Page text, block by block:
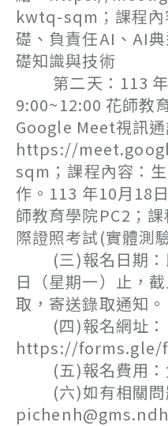
kwtq-sqm；課程內
礎、負責任AI、AI
礎知識與技術
第二天：113 年
9:00~12:00 花師教
Google Meet視訊通
https://
sqm；課程內容：
作。113 年10月18
師教育學院PC2；
際證照考試(實體測
(三)報名日期：
日（星期一）止，
取，寄送錄取通知。
(四)報名網址：
https://forms.gle/
(五)報名費用：
(六)如有相關問